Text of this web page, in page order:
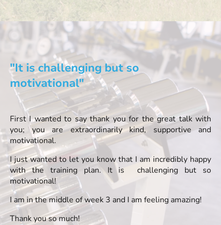
"It is challenging but so
motivational"
First I wanted to say thank you for the great talk with
you; you are extraordinarily kind, supportive and
motivational.
I just wanted to let you know that I am incredibly happy
with the training plan. It is challenging but so
motivational!
I am in the middle of week 3 and I am feeling amazing!
Thank you so much!